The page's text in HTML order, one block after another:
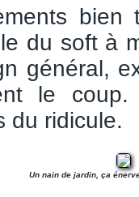
du soft à
général,
le
du ridicule.
Un nain de jardin, ça